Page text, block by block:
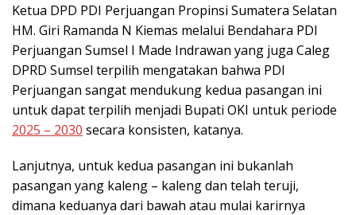
Ketua DPD PDI Perjuangan Propinsi Sumatera Selatan
HM. Giri Ramanda N Kiemas melalui Bendahara PDI
Perjuangan Sumsel I Made Indrawan yang juga Caleg
DPRD Sumsel terpilih mengatakan bahwa PDI
Perjuangan sangat mendukung kedua pasangan ini
untuk dapat terpilih menjadi Bupati OKI untuk periode
2025 – 2030 secara konsisten, katanya.
Lanjutnya, untuk kedua pasangan ini bukanlah
pasangan yang kaleng – kaleng dan telah teruji,
dimana keduanya dari bawah atau mulai karirnya